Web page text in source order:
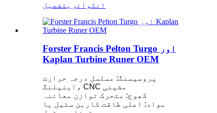
انکوائری تفصیل
Forster Francis Pelton Turgo اور
Kaplan Turbine Runer OEM
پروسیسنگ: مسلسل درجہ حرارت
اینیلنگ، CNC مشینی
کھوج: متحرک توازن معائنہ
مواد: اعلی طاقت کاربن سٹیل یا